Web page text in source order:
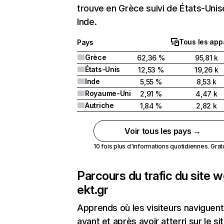
trouve en Grèce suivi de États-
Inde.
Pays
Tous les
Grèce
62,36 %
95,81 k
États-Unis
12,53 %
19,26 k
Inde
5,55 %
8,53 k
Royaume-Uni
2,91 %
4,47 k
Autriche
1,84 % 2,82 k
Voir tous les pays →
10 fois plus d'informations quotidiennes.
Parcours du trafic du site
ekt.gr
Apprends où les visiteurs naviguent
avant et après avoir atterri sur le